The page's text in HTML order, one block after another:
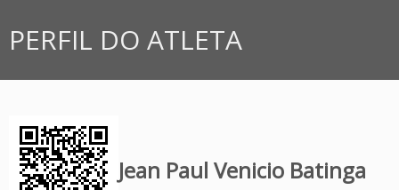
PERFIL DO ATLETA
Jean Paul Venicio Batinga